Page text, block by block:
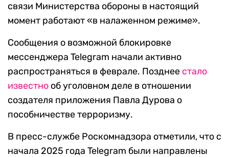
связи Министерства обороны в настоящий
момент работают «в налаженном режиме».
Сообщения о возможной блокировке
мессенджера Telegram начали активно
распространяться в феврале. Позднее стало
известно об уголовном деле в отношении
создателя приложения Павла Дурова о
пособничестве терроризму.
В пресс-службе Роскомнадзора отметили, что с
начала 2025 года Telegram были направлены